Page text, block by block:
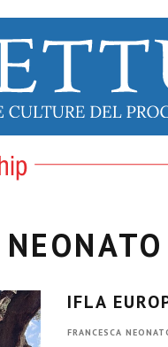
IFLA
FRANCESCA